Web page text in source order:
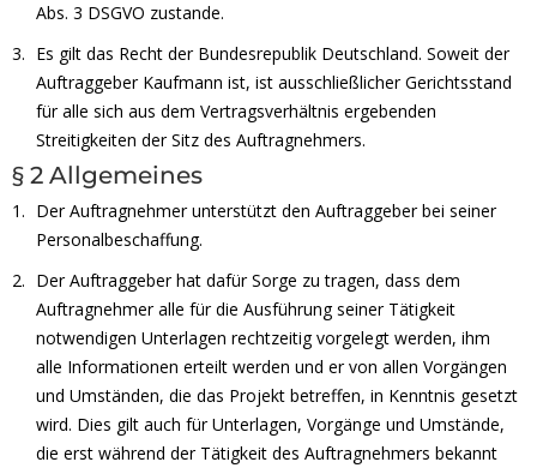
Abs. 3 DSGVO zustande.
Es gilt das Recht der Bundesrepublik Deutschland. Soweit der
Auftraggeber Kaufmann ist, ist ausschließlicher Gerichtsstand
für alle sich aus dem Vertragsverhältnis ergebenden
Streitigkeiten der Sitz des Auftragnehmers.
§ 2 Allgemeines
Der Auftragnehmer unterstützt den Auftraggeber bei seiner
Personalbeschaffung.
Der Auftraggeber hat dafür Sorge zu tragen, dass dem
Auftragnehmer alle für die Ausführung seiner Tätigkeit
notwendigen Unterlagen rechtzeitig vorgelegt werden, ihm
alle Informationen erteilt werden und er von allen Vorgängen
und Umständen, die das Projekt betreffen, in Kenntnis gesetzt
wird. Dies gilt auch für Unterlagen, Vorgänge und Umstände,
die erst während der Tätigkeit des Auftragnehmers bekannt